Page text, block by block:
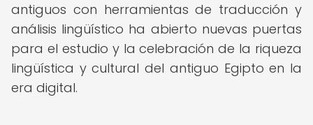
antiguos con herramientas de traducción y
análisis lingüístico ha abierto nuevas puertas
para el estudio y la celebración de la riqueza
lingüística y cultural del antiguo Egipto en la
era digital.